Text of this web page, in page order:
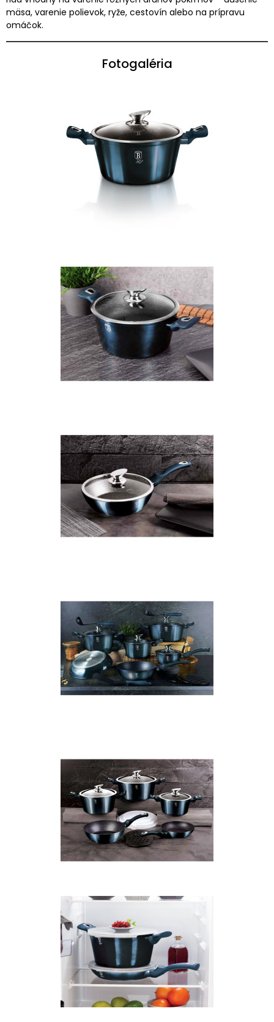
mäsa, varenie polievok, ryže, cestovín alebo na prípravu
omáčok.
Fotogaléria